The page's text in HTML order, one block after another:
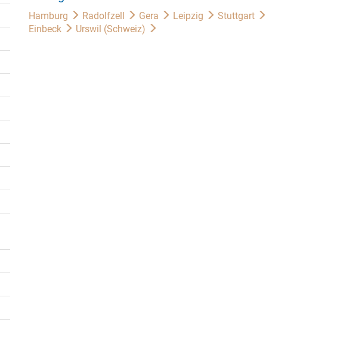
Hamburg Radolfzell Gera Leipzig
Stuttgart
Einbeck
Urswil (Schweiz)